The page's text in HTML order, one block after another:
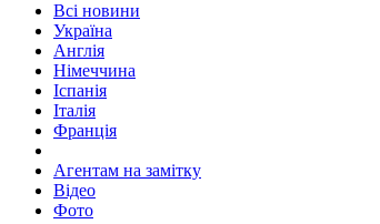
Всі новини
Україна
Англія
Німеччина
Іспанія
Італія
Франція
Агентам на замітку
Відео
Фото